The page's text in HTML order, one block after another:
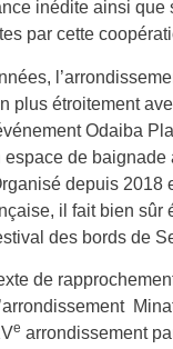
inédite ainsi que
par cette
plus étroitement
Odaiba
espace de
depuis 2018
il fait bien sûr
des bords de
de
e arrondissement